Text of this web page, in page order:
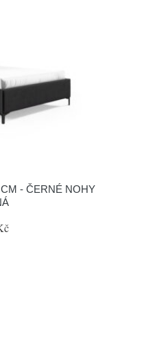
- ČERNÉ NOHY